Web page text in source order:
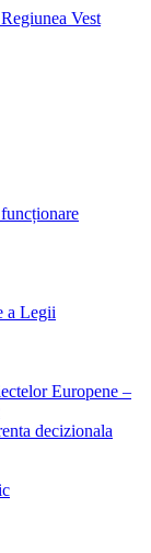
a Legii
Europene –
decizionala